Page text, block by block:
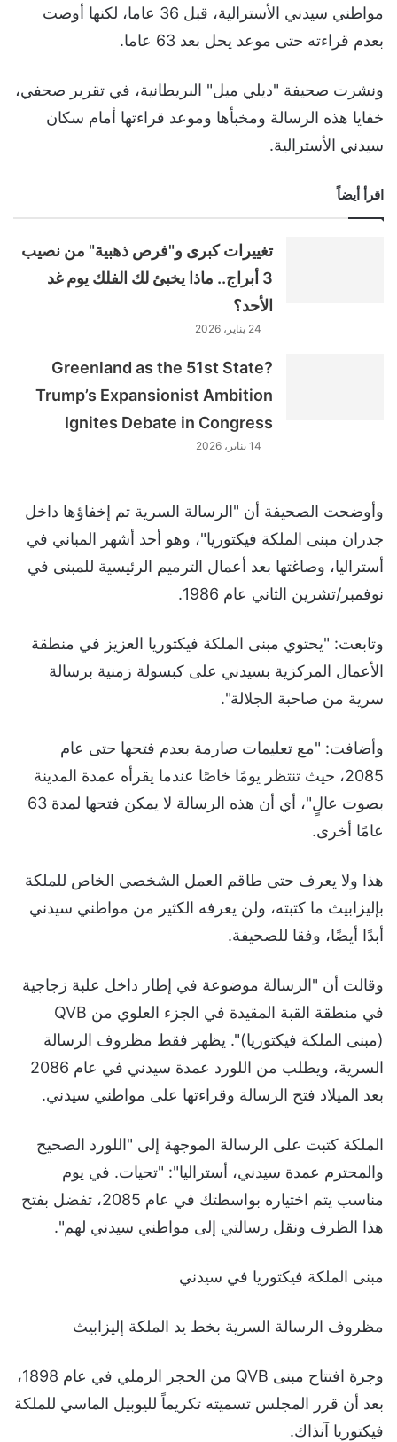
مواطني سيدني الأسترالية، قبل 36 عاما، لكنها أوصت
بعدم قراءته حتى موعد يحل بعد 63 عاما.
ونشرت صحيفة "ديلي ميل" البريطانية، في تقرير صحفي،
خفايا هذه الرسالة ومخبأها وموعد قراءتها أمام سكان
سيدني الأسترالية.
اقرأ أيضاً
تغييرات كبرى و"فرص ذهبية" من نصيب
3 أبراج.. ماذا يخبئ لك الفلك يوم غد
الأحد؟
24 يناير، 2026
Greenland as the 51st State?
Trump’s Expansionist Ambition
Ignites Debate in Congress
14 يناير، 2026
وأوضحت الصحيفة أن "الرسالة السرية تم إخفاؤها داخل
جدران مبنى الملكة فيكتوريا"، وهو أحد أشهر المباني في
أستراليا، وصاغتها بعد أعمال الترميم الرئيسية للمبنى في
نوفمبر/تشرين الثاني عام 1986.
وتابعت: "يحتوي مبنى الملكة فيكتوريا العزيز في منطقة
الأعمال المركزية بسيدني على كبسولة زمنية برسالة
سرية من صاحبة الجلالة".
وأضافت: "مع تعليمات صارمة بعدم فتحها حتى عام
2085، حيث تنتظر يومًا خاصًا عندما يقرأه عمدة المدينة
بصوت عالٍ"، أي أن هذه الرسالة لا يمكن فتحها لمدة 63
عامًا أخرى.
هذا ولا يعرف حتى طاقم العمل الشخصي الخاص للملكة
بإليزابيث ما كتبته، ولن يعرفه الكثير من مواطني سيدني
أبدًا أيضًا، وفقا للصحيفة.
وقالت أن "الرسالة موضوعة في إطار داخل علبة زجاجية
في منطقة القبة المقيدة في الجزء العلوي من QVB
(مبنى الملكة فيكتوريا)". يظهر فقط مظروف الرسالة
السرية، ويطلب من اللورد عمدة سيدني في عام 2086
بعد الميلاد فتح الرسالة وقراءتها على مواطني سيدني.
الملكة كتبت على الرسالة الموجهة إلى "اللورد الصحيح
والمحترم عمدة سيدني، أستراليا": "تحيات. في يوم
مناسب يتم اختياره بواسطتك في عام 2085، تفضل بفتح
هذا الظرف ونقل رسالتي إلى مواطني سيدني لهم".
مبنى الملكة فيكتوريا في سيدني
مظروف الرسالة السرية بخط يد الملكة إليزابيث
وجرة افتتاح مبنى QVB من الحجر الرملي في عام 1898،
بعد أن قرر المجلس تسميته تكريماً لليوبيل الماسي للملكة
فيكتوريا آنذاك.